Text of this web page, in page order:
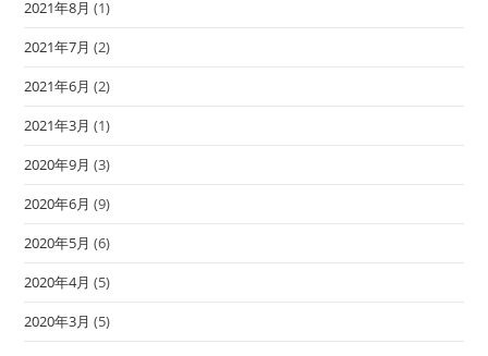
2021年8月 (1)
2021年7月 (2)
2021年6月 (2)
2021年3月 (1)
2020年9月 (3)
2020年6月 (9)
2020年5月 (6)
2020年4月 (5)
2020年3月 (5)